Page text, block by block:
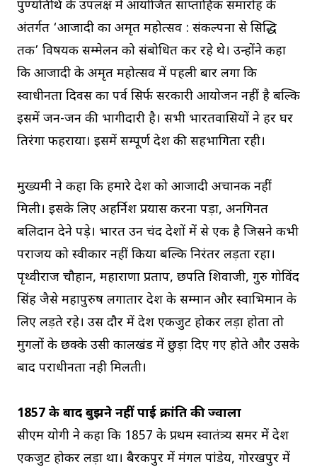
पुण्यतिथि के उपलक्ष में आयोजित साप्ताहिक समारोह के
अंतर्गत ‘आजादी का अमृत महोत्सव : संकल्पना से सिद्धि
तक’ विषयक सम्मेलन को संबोधित कर रहे थे। उन्होंने कहा
कि आजादी के अमृत महोत्सव में पहली बार लगा कि
स्वाधीनता दिवस का पर्व सिर्फ सरकारी आयोजन नहीं है बल्कि
इसमें जन-जन की भागीदारी है। सभी भारतवासियों ने हर घर
तिरंगा फहराया। इसमें सम्पूर्ण देश की सहभागिता रही।
मुख्यमंत्री ने कहा कि हमारे देश को आजादी अचानक नहीं
मिली। इसके लिए अहर्निश प्रयास करना पड़ा, अनगिनत
बलिदान देने पड़े। भारत उन चंद देशों में से एक है जिसने कभी
पराजय को स्वीकार नहीं किया बल्कि निरंतर लड़ता रहा।
पृथ्वीराज चौहान, महाराणा प्रताप, छत्रपति शिवाजी, गुरु गोविंद
सिंह जैसे महापुरुष लगातार देश के सम्मान और स्वाभिमान के
लिए लड़ते रहे। उस दौर में देश एकजुट होकर लड़ा होता तो
मुगलों के छक्के उसी कालखंड में छुड़ा दिए गए होते और उसके
बाद पराधीनता नही मिलती।
1857 के बाद बुझने नहीं पाई क्रांति की ज्वाला
सीएम योगी ने कहा कि 1857 के प्रथम स्वातंत्र्य समर में देश
एकजुट होकर लड़ा था। बैरकपुर में मंगल पांडेय, गोरखपुर में